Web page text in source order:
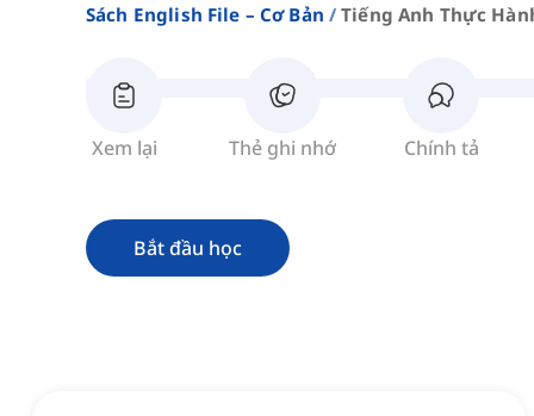
Sách English File – Cơ Bản
Tiếng Anh Thực
Xem lại Thẻ ghi nhớ Chính tả
Bắt đầu học